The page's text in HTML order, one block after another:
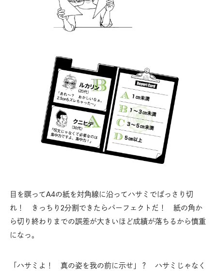
目を瞑ってA4の紙を対角線に沿ってハサミでばっさり切
れ！ きっちり2分割できたらパーフェクトだ！ 紙の角か
ら切り終わりまでの誤差が大きいほど成績が落ちるから慎重
になっ。
「ハサミよ！ 真の姿を我の前に示せ」？ ハサミじゃなく